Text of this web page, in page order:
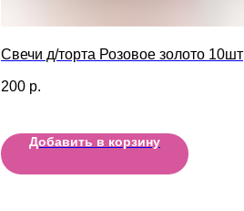
Свечи д/торта Розовое золото 10шт
200 р.
Добавить в корзину